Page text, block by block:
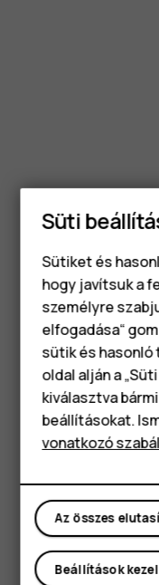
Süti
Sütiket és
hogy javítsuk a
személyre
elfogadása“
sütik és hasonló
oldal alján a
kiválasztva
beállításokat.
vonatkozó
Az összes
Beállítások